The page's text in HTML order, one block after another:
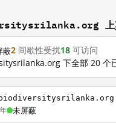
上其
蔽2 间歇性受扰18 可访问
下全部 20 个
未屏蔽